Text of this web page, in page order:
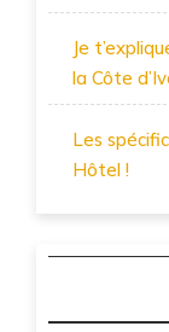
Je
la Côte
Les
Hôtel !